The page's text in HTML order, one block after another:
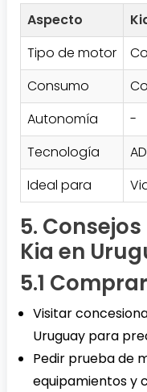
Aspecto
Tipo de motor
Consumo
Autonomía
-
Tecnología
Ideal para
5.
Kia en
5.1
Visitar
Uruguay para
Pedir prueba de
equipamientos y